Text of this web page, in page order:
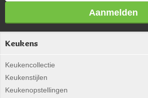
Aanmelden
Keukens
Keukencollectie
Keukenstijlen
Keukenopstellingen